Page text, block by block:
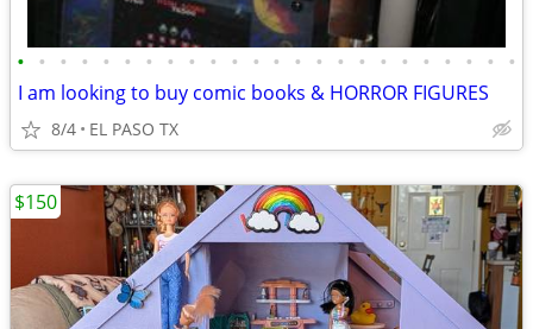
• • • • • • • • • • • • • • • • • • • • • • • •
I am looking to buy comic books & HORROR FIGURES
8/4 EL PASO TX
$150